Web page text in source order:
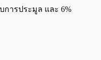
การประมูล และ 6%